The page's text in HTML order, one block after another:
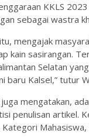
KKLS
sebagai wastra
itu, mengajak
kain sasirangan.
Selatan
baru Kalsel,” tutur
mengatakan,
penulisan artikel.